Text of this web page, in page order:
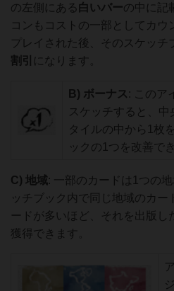
の左側にある 白いバーの中に記
コンもコストの一部としてカ
プレイされた後、そのスケッチ
割引 になります。
B) ボーナス : このア
スケッチすると、
タイルの中から1枚
ックの1つを改善で
C) 地域: 一部のカードは1つの
ッチブック内で同じ地域のカー
ードが多いほど、それを出版し
獲得できます。